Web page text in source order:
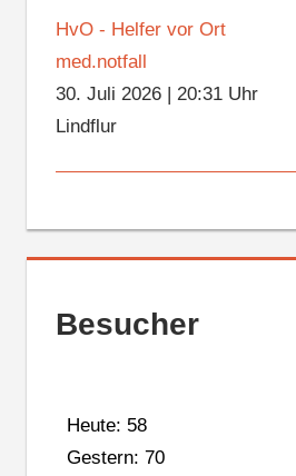
HvO - Helfer vor Ort
med.notfall
30. Juli 2026| 20:31 Uhr
Lindflur
Besucher
Heute: 58
Gestern: 70